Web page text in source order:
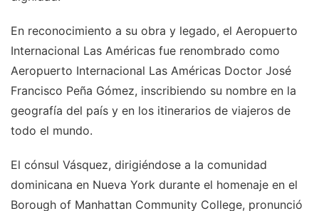
En reconocimiento a su obra y legado, el Aeropuerto
Internacional Las Américas fue renombrado como
Aeropuerto Internacional Las Américas Doctor José
Francisco Peña Gómez, inscribiendo su nombre en la
geografía del país y en los itinerarios de viajeros de
todo el mundo.
El cónsul Vásquez, dirigiéndose a la comunidad
dominicana en Nueva York durante el homenaje en el
Borough of Manhattan Community College, pronunció